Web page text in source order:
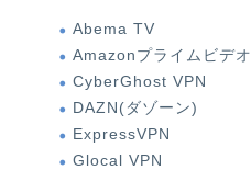
Abema TV
Amazonプライムビデオ
CyberGhost VPN
DAZN(ダゾーン)
ExpressVPN
Glocal VPN